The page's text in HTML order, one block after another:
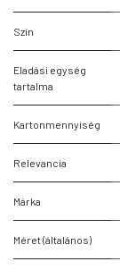
Szín
Eladási egység
tartalma
Kartonmennyiség
Relevancia
Márka
Méret (általános)